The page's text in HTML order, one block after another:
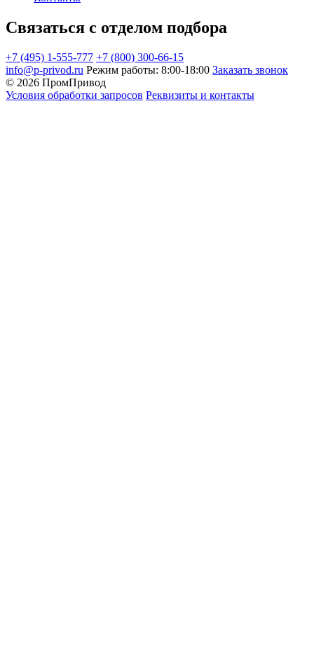
Связаться с отделом подбора
+7 (495) 1-555-777 +7 (800) 300-66-15
info@p-privod.ru Режим работы: 8:00-18:00 Заказать звонок
© 2026 ПромПривод
Условия обработки запросов Реквизиты и контакты